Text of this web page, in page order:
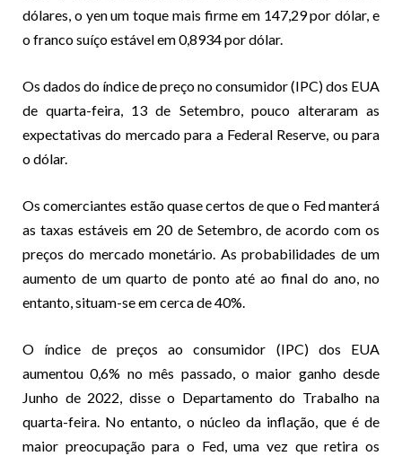
dólares, o yen um toque mais firme em 147,29 por dólar, e
o franco suíço estável em 0,8934 por dólar.
Os dados do índice de preço no consumidor (IPC) dos EUA
de quarta-feira, 13 de Setembro, pouco alteraram as
expectativas do mercado para a Federal Reserve, ou para
o dólar.
Os comerciantes estão quase certos de que o Fed manterá
as taxas estáveis em 20 de Setembro, de acordo com os
preços do mercado monetário. As probabilidades de um
aumento de um quarto de ponto até ao final do ano, no
entanto, situam-se em cerca de 40%.
O índice de preços ao consumidor (IPC) dos EUA
aumentou 0,6% no mês passado, o maior ganho desde
Junho de 2022, disse o Departamento do Trabalho na
quarta-feira. No entanto, o núcleo da inflação, que é de
maior preocupação para o Fed, uma vez que retira os